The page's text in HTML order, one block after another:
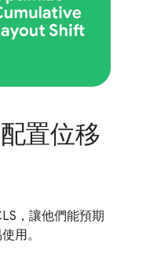
置位移
，讓他們能預期
用。